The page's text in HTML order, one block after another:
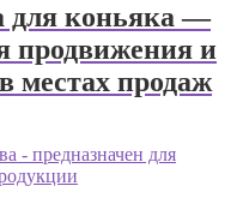
для коньяка —
продвижения и
местах продаж